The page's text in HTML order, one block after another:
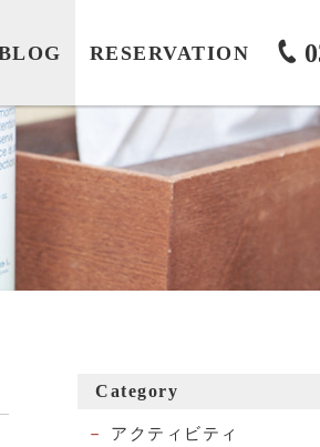
RESERVATION
Category
アクティビティ